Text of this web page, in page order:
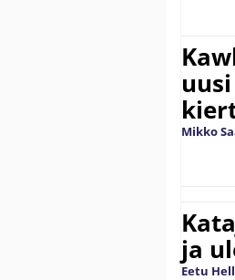
Mikko
ja
Eetu